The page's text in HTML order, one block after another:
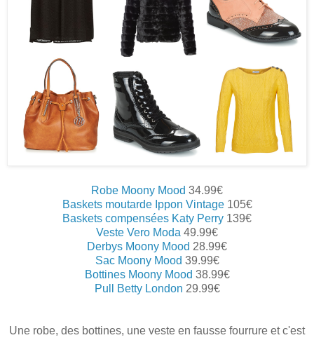
Robe Moony Mood 34.99€
Baskets moutarde Ippon Vintage105€
Baskets compensées Katy Perry 139€
Veste Vero Moda 49.99€
Derbys Moony Mood 28.99€
Sac Moony Mood 39.99€
Bottines Moony Mood 38.99€
Pull Betty London 29.99€
Une robe, des bottines, une veste en fausse fourrure et c'est